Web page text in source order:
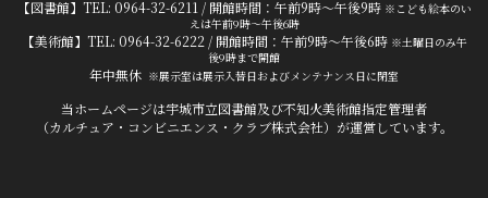
【図書館】TEL: 0964-32-6211 / 開館時間：午前9時～午後9時 ※こども絵本のい
えは午前9時～午後6時
【美術館】TEL: 0964-32-6222 / 開館時間：午前9時～午後6時 ※土曜日のみ午
後9時まで開館
年中無休 ※展示室は展示入替日およびメンテナンス日に閉室
当ホームページは宇城市立図書館及び不知火美術館指定管理者
（カルチュア・コンビニエンス・クラブ株式会社）が運営しています。